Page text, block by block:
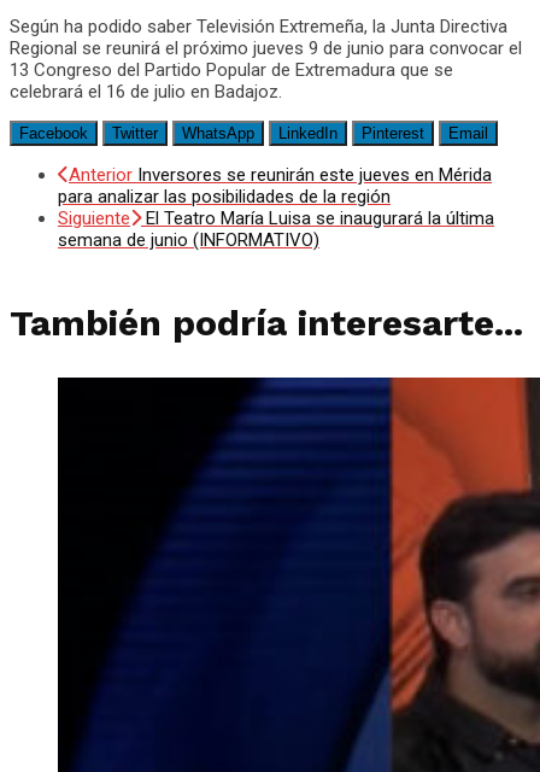
Según ha podido saber Televisión Extremeña, la Junta Directiva
Regional se reunirá el próximo jueves 9 de junio para convocar el
13 Congreso del Partido Popular de Extremadura que se
celebrará el 16 de julio en Badajoz.
Facebook Twitter WhatsApp LinkedIn Pinterest Email
Anterior Inversores se reunirán este jueves en Mérida
para analizar las posibilidades de la región
Siguiente
El Teatro María Luisa se inaugurará la última
semana de junio (INFORMATIVO)
También podría interesarte...